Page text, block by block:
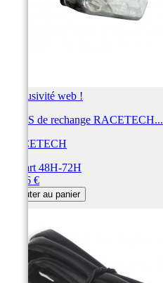
Exclusivité web !
LEDS de rechange RACETECH...
RACETECH
Départ 48H-72H
38,16 €
Ajouter au panier